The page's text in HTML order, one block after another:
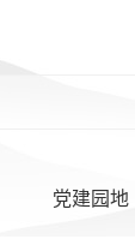
党建园地